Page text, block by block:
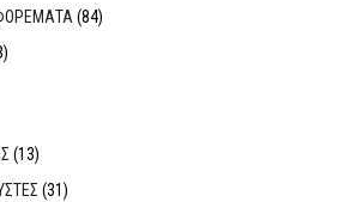
(84)
(13)
(31)